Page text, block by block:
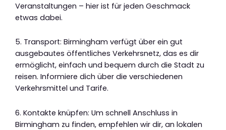
Veranstaltungen – hier ist für jeden Geschmack
etwas dabei.
5. Transport: Birmingham verfügt über ein gut
ausgebautes öffentliches Verkehrsnetz, das es dir
ermöglicht, einfach und bequem durch die Stadt zu
reisen. Informiere dich über die verschiedenen
Verkehrsmittel und Tarife.
6. Kontakte knüpfen: Um schnell Anschluss in
Birmingham zu finden, empfehlen wir dir, an lokalen